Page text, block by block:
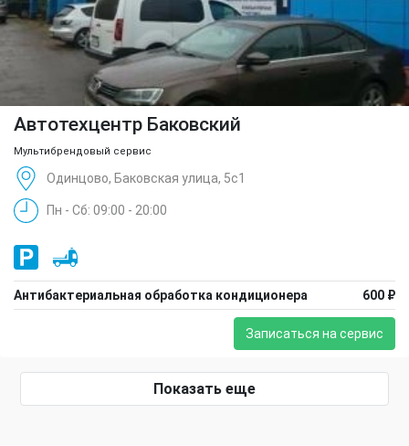
Автотехцентр Баковский
Мультибрендовый сервис
Одинцово, Баковская улица, 5с1
Пн - Сб: 09:00 - 20:00
Антибактериальная обработка кондиционера 600 ₽
Записаться на сервис
Показать еще